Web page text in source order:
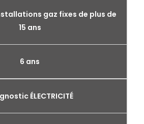
gaz fixes de plus de
15 ans
6 ans
ÉLECTRICITÉ